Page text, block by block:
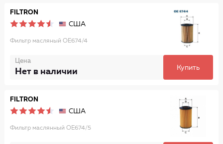
FILTRON
США
Фильтр масляный OE674/4
Цена
Нет в наличии Купить
FILTRON
США
Фильтр маслянный OE674/5